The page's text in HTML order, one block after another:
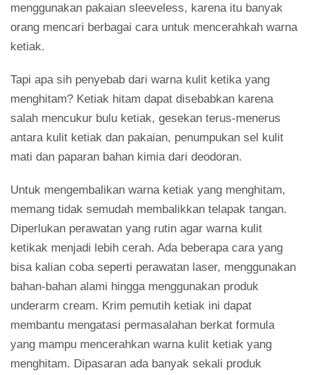
menggunakan pakaian sleeveless, karena itu banyak
orang mencari berbagai cara untuk mencerahkah warna
ketiak.
Tapi apa sih penyebab dari warna kulit ketika yang
menghitam? Ketiak hitam dapat disebabkan karena
salah mencukur bulu ketiak, gesekan terus-menerus
antara kulit ketiak dan pakaian, penumpukan sel kulit
mati dan paparan bahan kimia dari deodoran.
Untuk mengembalikan warna ketiak yang menghitam,
memang tidak semudah membalikkan telapak tangan.
Diperlukan perawatan yang rutin agar warna kulit
ketikak menjadi lebih cerah. Ada beberapa cara yang
bisa kalian coba seperti perawatan laser, menggunakan
bahan-bahan alami hingga menggunakan produk
underarm cream. Krim pemutih ketiak ini dapat
membantu mengatasi permasalahan berkat formula
yang mampu mencerahkan warna kulit ketiak yang
menghitam. Dipasaran ada banyak sekali produk